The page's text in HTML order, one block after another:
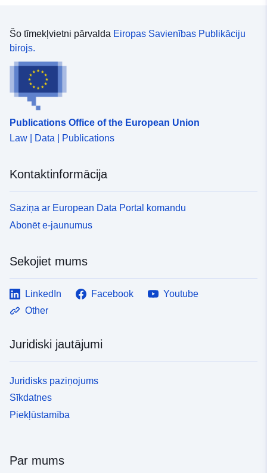
Šo tīmekļvietni pārvalda Eiropas Savienības Publikāciju
birojs.
Publications Office of the European Union
Law | Data | Publications
Kontaktinformācija
Saziņa ar European Data Portal komandu
Abonēt e-jaunumus
Sekojiet mums
LinkedIn Facebook
Youtube
Other
Juridiski jautājumi
Juridisks paziņojums
Sīkdatnes
Piekļūstamība
Par mums